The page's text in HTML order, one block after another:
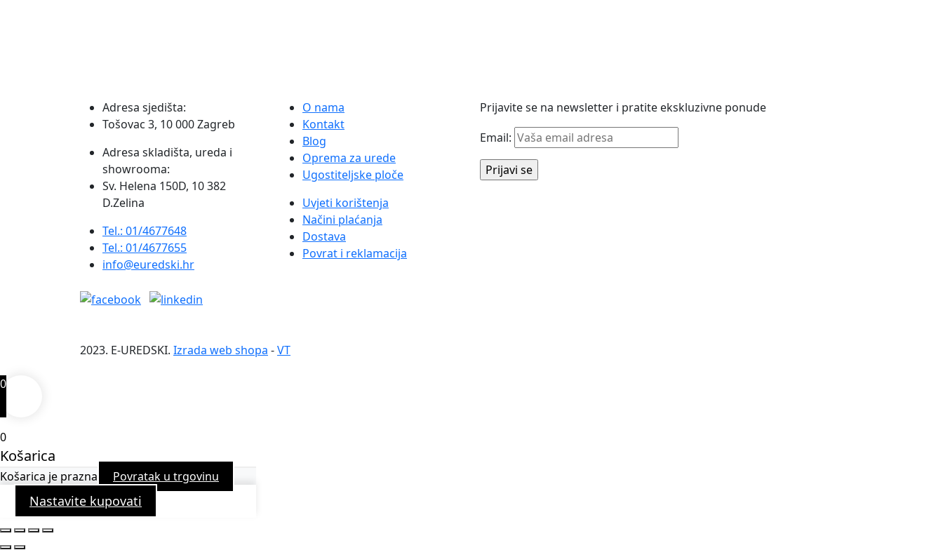
Adresa sjedišta:
Tošovac 3, 10 000 Zagreb
Adresa skladišta, ureda i
showrooma:
Sv. Helena 150D, 10 382
D.Zelina
Tel.: 01/4677648
Tel.: 01/4677655
info@euredski.hr
O nama
Kontakt
Blog
Oprema za urede
Ugostiteljske ploče
Uvjeti korištenja
Načini plaćanja
Dostava
Povrat i reklamacija
Prijavite se na newsletter i pratite ekskluzivne ponude
Email:
2023. E-UREDSKI. Izrada web shopa -VT
0
0
Košarica
Košarica je prazna Povratak u trgovinu
Nastavite kupovati